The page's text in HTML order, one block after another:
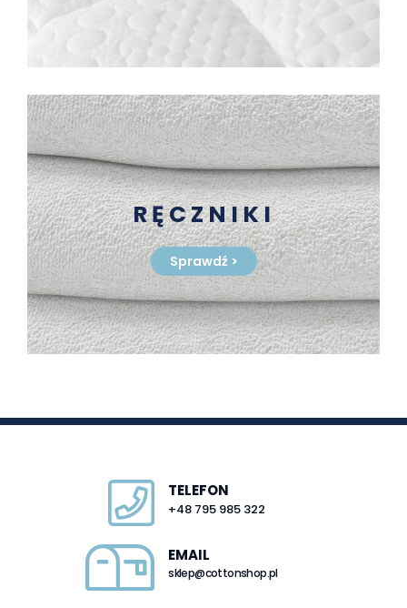
RĘCZNIKI
Sprawdź >
TELEFON
+48 795 985 322
EMAIL
sklep@cottonshop.pl